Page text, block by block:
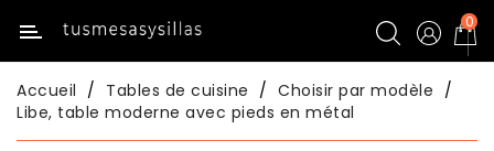
Catégorie
Inicio
0
Accueil Tables de cuisine
Choisir par modèle
Libe, table moderne avec pieds en métal